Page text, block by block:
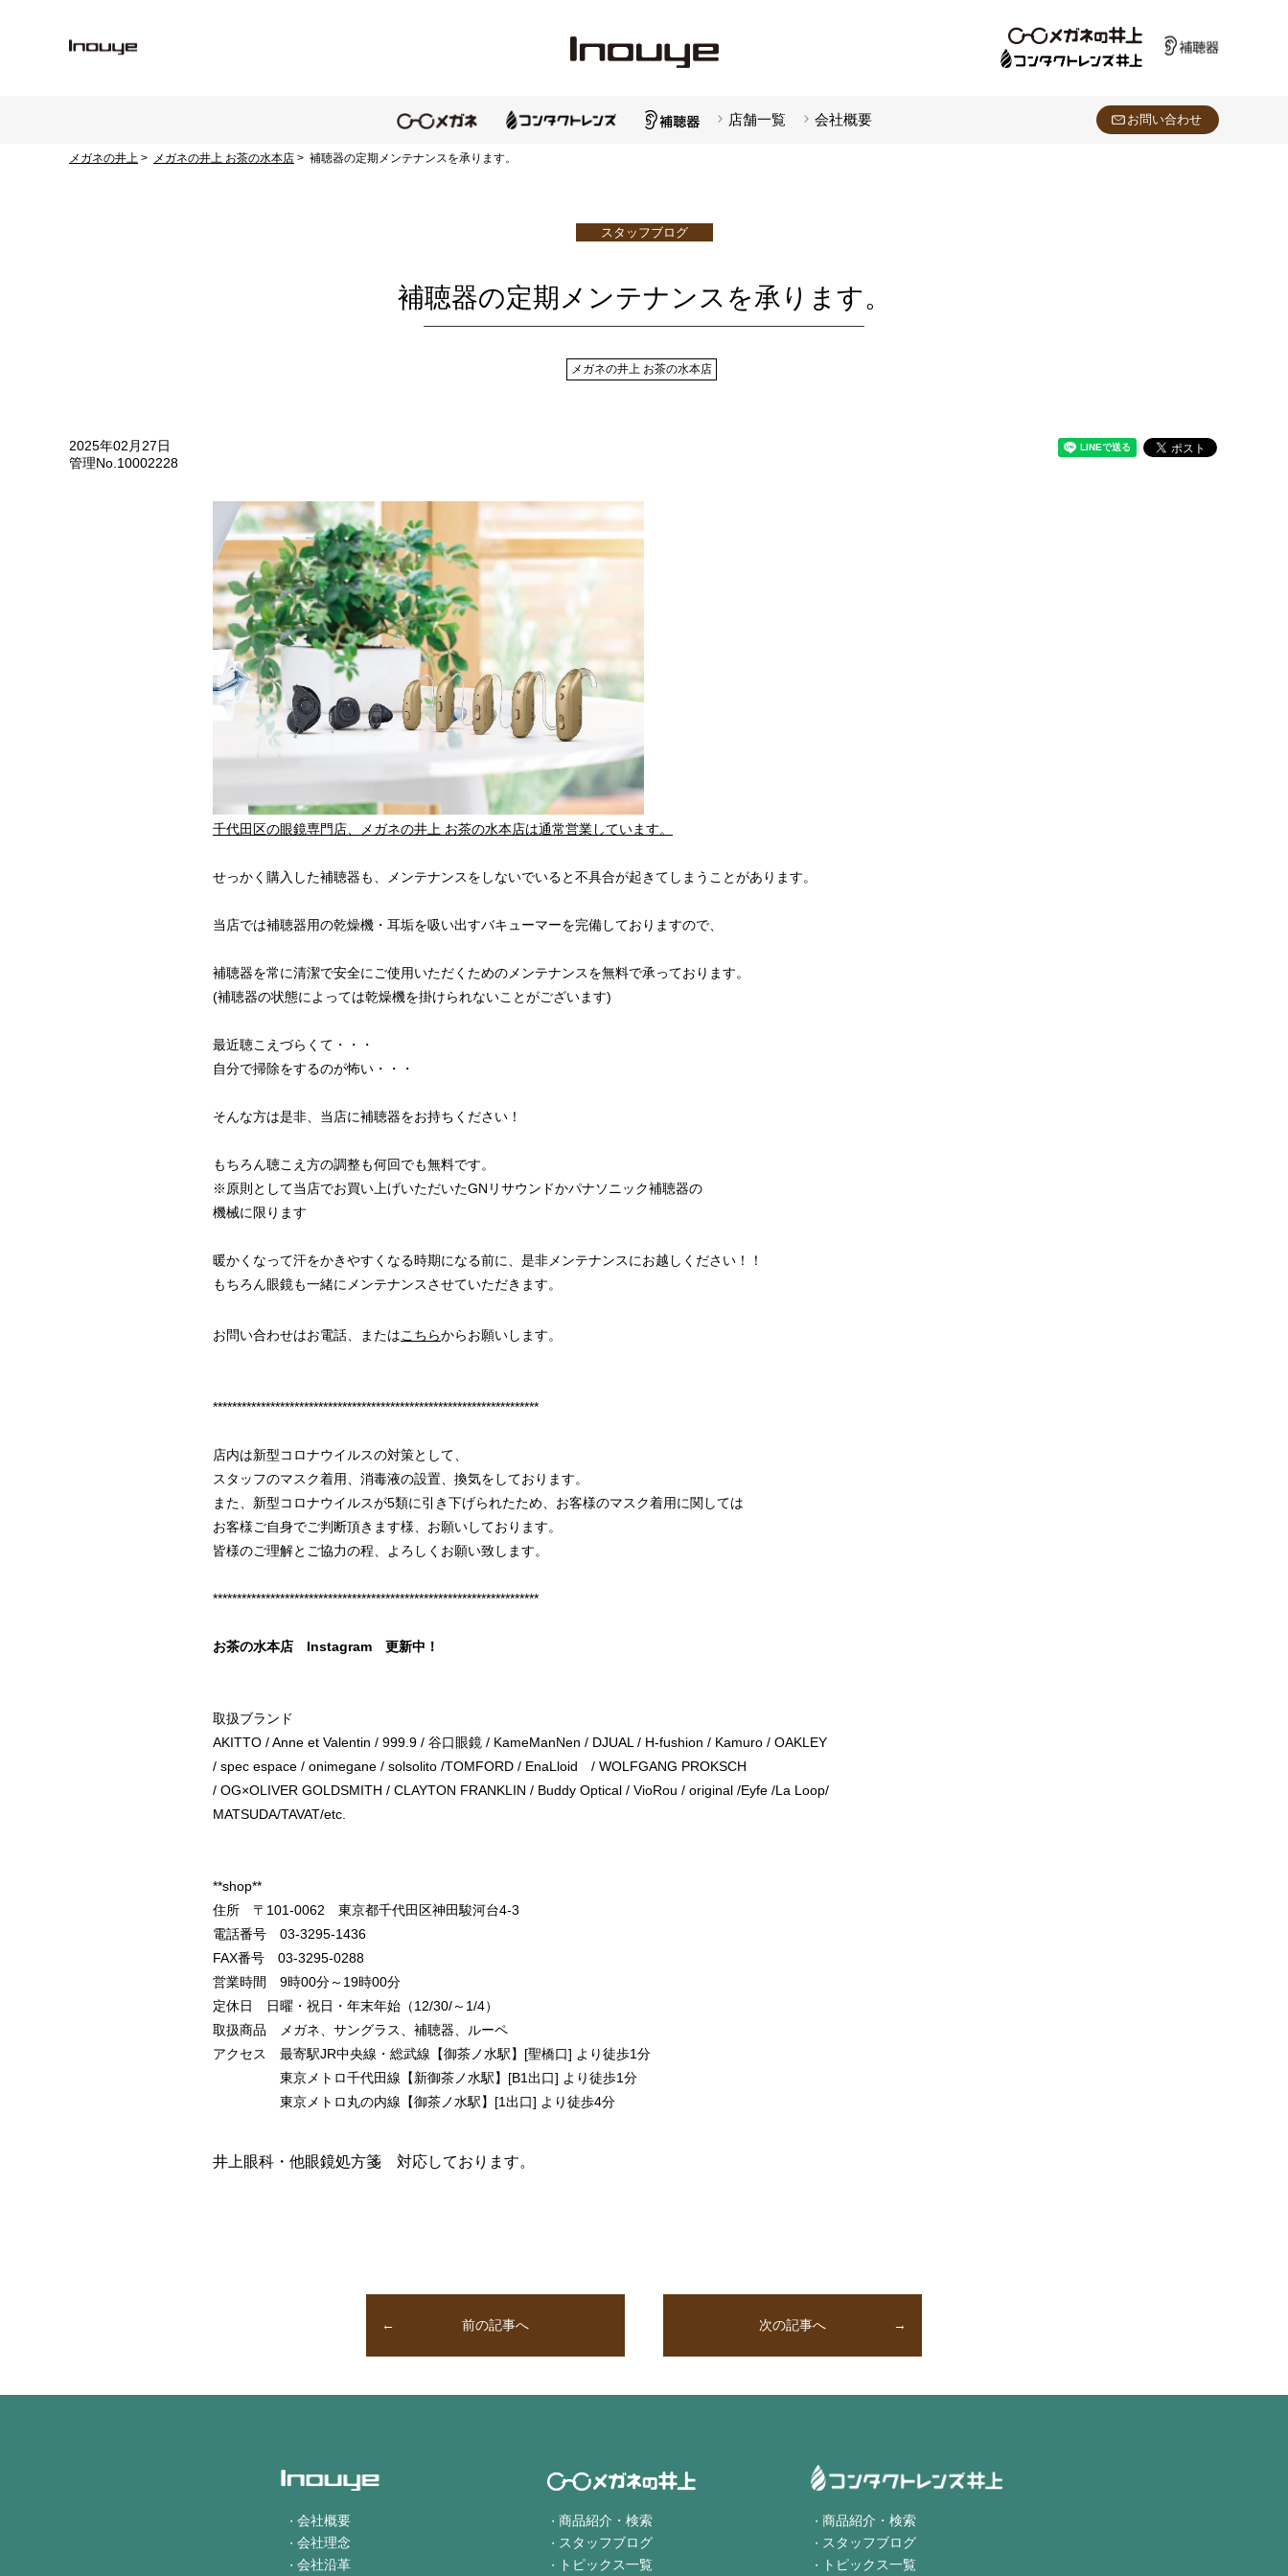
店舗一覧 会社概要 お問い合わせ
メガネの井上 メガネの井上 お茶の水本店 補聴器の定期メンテナンスを承ります。
スタッフブログ
補聴器の定期メンテナンスを承ります。
メガネの井上 お茶の水本店
2025年02月27日
管理No.10002228
千代田区の眼鏡専門店、メガネの井上 お茶の水本店は通常営業しています。
せっかく購入した補聴器も、メンテナンスをしないでいると不具合が起きてしまうことがあります。
当店では補聴器用の乾燥機・耳垢を吸い出すバキューマーを完備しておりますので、
補聴器を常に清潔で安全にご使用いただくためのメンテナンスを無料で承っております。
(補聴器の状態によっては乾燥機を掛けられないことがございます)
最近聴こえづらくて・・・
自分で掃除をするのが怖い・・・
そんな方は是非、当店に補聴器をお持ちください！
もちろん聴こえ方の調整も何回でも無料です。
※原則として当店でお買い上げいただいたGNリサウンドかパナソニック補聴器の
機械に限ります
暖かくなって汗をかきやすくなる時期になる前に、是非メンテナンスにお越しください！！
もちろん眼鏡も一緒にメンテナンスさせていただきます。
お問い合わせはお電話、またはこちらからお願いします。
********************************************************************
店内は新型コロナウイルスの対策として、
スタッフのマスク着用、消毒液の設置、換気をしております。
また、新型コロナウイルスが5類に引き下げられたため、お客様のマスク着用に関しては
お客様ご自身でご判断頂きます様、お願いしております。
皆様のご理解とご協力の程、よろしくお願い致します。
********************************************************************
お茶の水本店 Instagram 更新中！
取扱ブランド
AKITTO /Anne et Valentin / 999.9 / 谷口眼鏡 / KameManNen / DJUAL / H-fushion / Kamuro / OAKLEY
/ spec espace / onimegane / solsolito /TOMFORD / EnaLloid / WOLFGANG PROKSCH
/ OG×OLIVER GOLDSMITH / CLAYTON FRANKLIN / Buddy Optical / VioRou / original /Eyfe /La Loop/
MATSUDA/TAVAT/etc.
**shop**
住所 〒101-0062 東京都千代田区神田駿河台4-3
電話番号 03-3295-1436
FAX番号 03-3295-0288
営業時間 9時00分～19時00分
定休日 日曜・祝日・年末年始（12/30/～1/4）
取扱商品 メガネ、サングラス、補聴器、ルーペ
アクセス 最寄駅JR中央線・総武線【御茶ノ水駅】[聖橋口] より徒歩1分
東京メトロ千代田線【新御茶ノ水駅】[B1出口] より徒歩1分
東京メトロ丸の内線【御茶ノ水駅】[1出口] より徒歩4分
井上眼科・他眼鏡処方箋 対応しております。
前の記事へ 次の記事へ
会社概要
会社理念
会社沿革
商品紹介・検索
スタッフブログ
トピックス一覧
商品紹介・検索
スタッフブログ
トピックス一覧